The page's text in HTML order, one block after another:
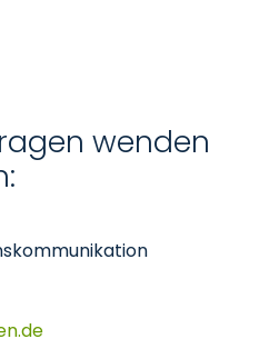
wenden
de